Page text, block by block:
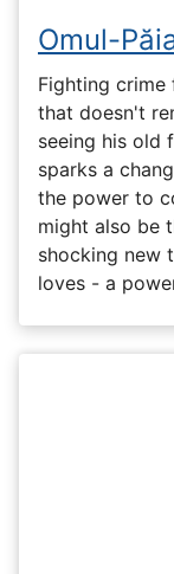
Omul-
Fighting crime
that doesn't
seeing his old
sparks a
the power to
might also be
shocking new
loves - a